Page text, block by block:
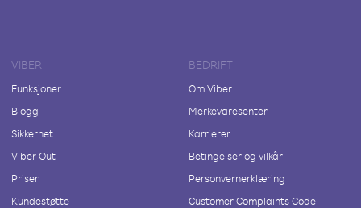
VIBER
Funksjoner
Blogg
Sikkerhet
Viber Out
Priser
Kundestøtte
BEDRIFT
Om Viber
Merkevaresenter
Karrierer
Betingelser og vilkår
Personvernerklæring
Customer Complaints Code